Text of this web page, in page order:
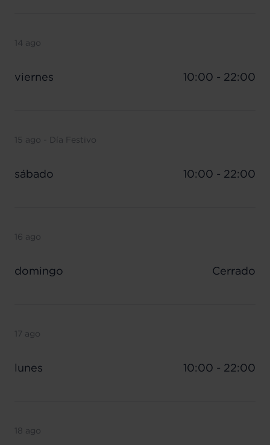
14 ago
viernes 10:00 - 22:00
15 ago - Día Festivo
sábado 10:00 - 22:00
16 ago
domingo Cerrado
17 ago
lunes 10:00 - 22:00
18 ago